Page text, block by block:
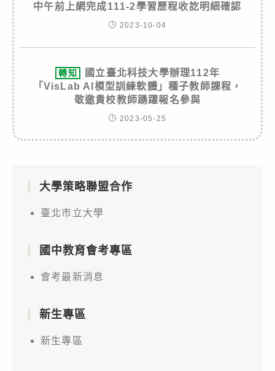
中午前上網完成111-2學習歷程收訖明細確認
2023-10-04
轉知
國立臺北科技大學辦理112年
「VisLab AI模型訓練軟體」種子教師課程，
敬邀貴校教師踴躍報名參與
2023-05-25
大學策略聯盟合作
臺北市立大學
國中教育會考專區
會考最新消息
新生專區
新生專區